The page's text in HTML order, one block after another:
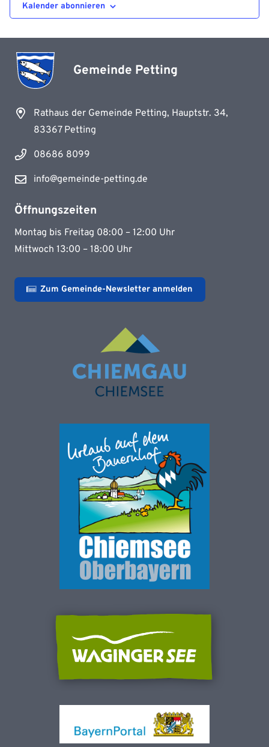
Kalender abonnieren
Gemeinde Petting
Rathaus der Gemeinde Petting, Hauptstr. 34,
83367 Petting
08686 8099
info@gemeinde-petting.de
Öffnungszeiten
Montag bis Freitag 08:00 – 12:00 Uhr
Mittwoch 13:00 – 18:00 Uhr
Zum Gemeinde-Newsletter anmelden